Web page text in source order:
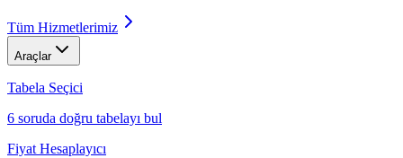
Tüm Hizmetlerimiz
Araçlar
Tabela Seçici
6 soruda doğru tabelayı bul
Fiyat Hesaplayıcı